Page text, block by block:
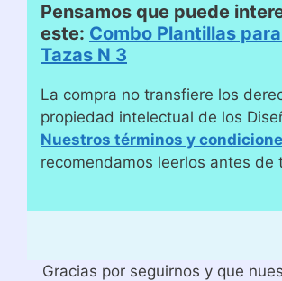
Pensamos que puede
este: Combo Plantillas
Tazas N 3
La compra no transfiere los
propiedad intelectual de los
Nuestros términos y
recomendamos leerlos antes de
Gracias por seguirnos y que